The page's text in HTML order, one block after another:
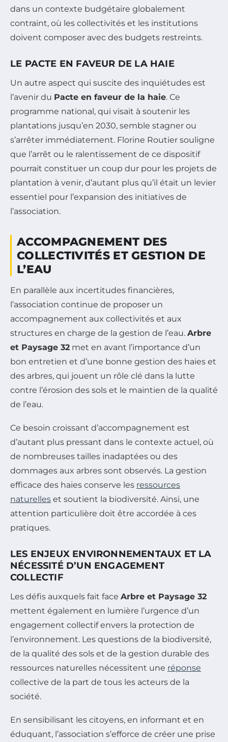
dans un contexte budgétaire globalement
contraint, où les collectivités et les institutions
doivent composer avec des budgets restreints.
LE PACTE EN FAVEUR DE LA HAIE
Un autre aspect qui suscite des inquiétudes est
l’avenir du Pacte en faveur de la haie. Ce
programme national, qui visait à soutenir les
plantations jusqu’en 2030, semble stagner ou
s’arrêter immédiatement. Florine Routier souligne
que l’arrêt ou le ralentissement de ce dispositif
pourrait constituer un coup dur pour les projets de
plantation à venir, d’autant plus qu’il était un levier
essentiel pour l’expansion des initiatives de
l’association.
ACCOMPAGNEMENT DES
COLLECTIVITÉS ET GESTION DE
L’EAU
En parallèle aux incertitudes financières,
l’association continue de proposer un
accompagnement aux collectivités et aux
structures en charge de la gestion de l’eau. Arbre
et Paysage 32 met en avant l’importance d’un
bon entretien et d’une bonne gestion des haies et
des arbres, qui jouent un rôle clé dans la lutte
contre l’érosion des sols et le maintien de la qualité
de l’eau.
Ce besoin croissant d’accompagnement est
d’autant plus pressant dans le contexte actuel, où
de nombreuses tailles inadaptées ou des
dommages aux arbres sont observés. La gestion
efficace des haies conserve les ressources
naturelles et soutient la biodiversité. Ainsi, une
attention particulière doit être accordée à ces
pratiques.
LES ENJEUX ENVIRONNEMENTAUX ET LA
NÉCESSITÉ D’UN ENGAGEMENT
COLLECTIF
Les défis auxquels fait face Arbre et Paysage 32
mettent également en lumière l’urgence d’un
engagement collectif envers la protection de
l’environnement. Les questions de la biodiversité,
de la qualité des sols et de la gestion durable des
ressources naturelles nécessitent une réponse
collective de la part de tous les acteurs de la
société.
En sensibilisant les citoyens, en informant et en
éduquant, l’association s’efforce de créer une prise